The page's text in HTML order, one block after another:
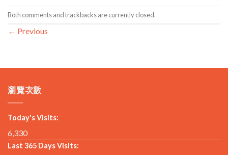
Both comments and trackbacks are currently closed.
← Previous
瀏覽次數
Today's Visits:
6,330
Last 365 Days Visits: